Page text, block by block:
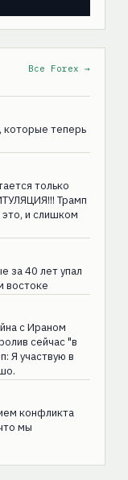
Все Forex →
которые теперь
только
Трамп
и слишком
за 40 лет упал
востоке
с Ираном
сейчас "в
Я участвую в
конфликта
мы